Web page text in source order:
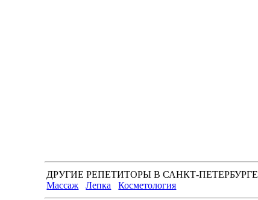
ДРУГИЕ РЕПЕТИТОРЫ В САНКТ-ПЕТЕРБУРГЕ
Массаж
Лепка Косметология